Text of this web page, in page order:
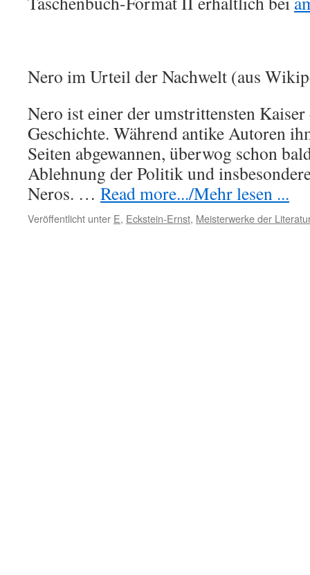
Nero im Urteil der Nachwelt (aus
Nero ist einer der umstrittensten
Geschichte. Während antike Autoren
Seiten abgewannen, überwog schon
Ablehnung der Politik und
Neros. … Read more.../Mehr lesen ...
Veröffentlicht unter E, Eckstein-Ernst, Meisterwerke der